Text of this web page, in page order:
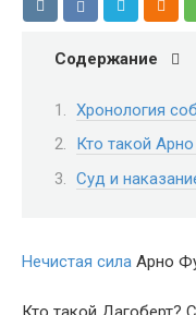
Содержание
Хронология
Кто такой
Суд и
Нечистая сила Арно